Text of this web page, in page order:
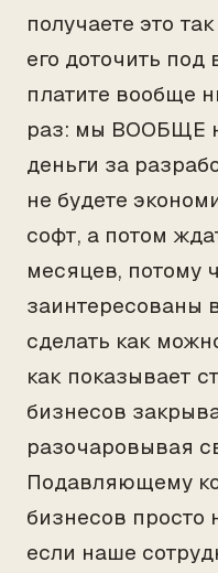
получаете это
его доточить
платите вообще
раз: мы ВООБЩЕ
деньги за
не будете
софт, а потом
месяцев, потому
заинтересованы
сделать как
как показывает
бизнесов
разочаровывая
Подавляющему
бизнесов просто
если наше